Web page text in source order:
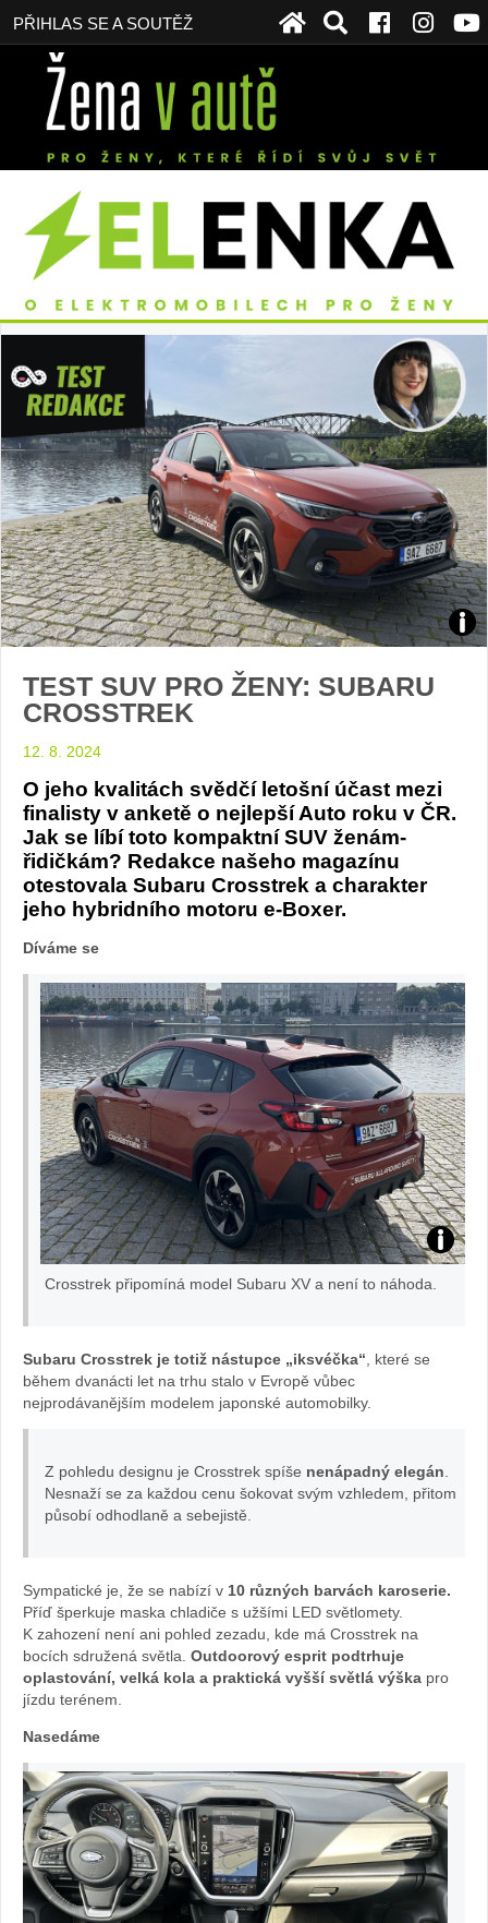
PŘIHLAS SE A SOUTĚŽ
TEST SUV PRO ŽENY: SUBARU
CROSSTREK
12. 8. 2024
O jeho kvalitách svědčí letošní účast mezi
finalisty v anketě o nejlepší Auto roku v ČR.
Jak se líbí toto kompaktní SUV ženám-
řidičkám? Redakce našeho magazínu
otestovala Subaru Crosstrek a charakter
jeho hybridního motoru e-Boxer.
Díváme se
TEST
v
Crosstrek připomíná model Subaru XV a není to náhoda.
Subaru Crosstrek je totiž nástupce „iksvéčka“ , které se
během dvanácti let na trhu stalo v Evropě vůbec
nejprodávanějším modelem japonské automobilky.
Z pohledu designu je Crosstrek spíše nenápadný elegán
Nesnaží se za každou cenu šokovat svým vzhledem, přitom
působí odhodlaně a sebejistě.
Sympatické je, že se nabízí v 10 různých barvách karoserie.
Příď šperkuje maska chladiče s užšími LED světlomety.
K zahození není ani pohled zezadu, kde má Crosstrek na
bocích sdružená světla. Outdoorový esprit podtrhuje
oplastování, velká kola a praktická vyšší světlá výška pro
jízdu terénem.
Nasedáme